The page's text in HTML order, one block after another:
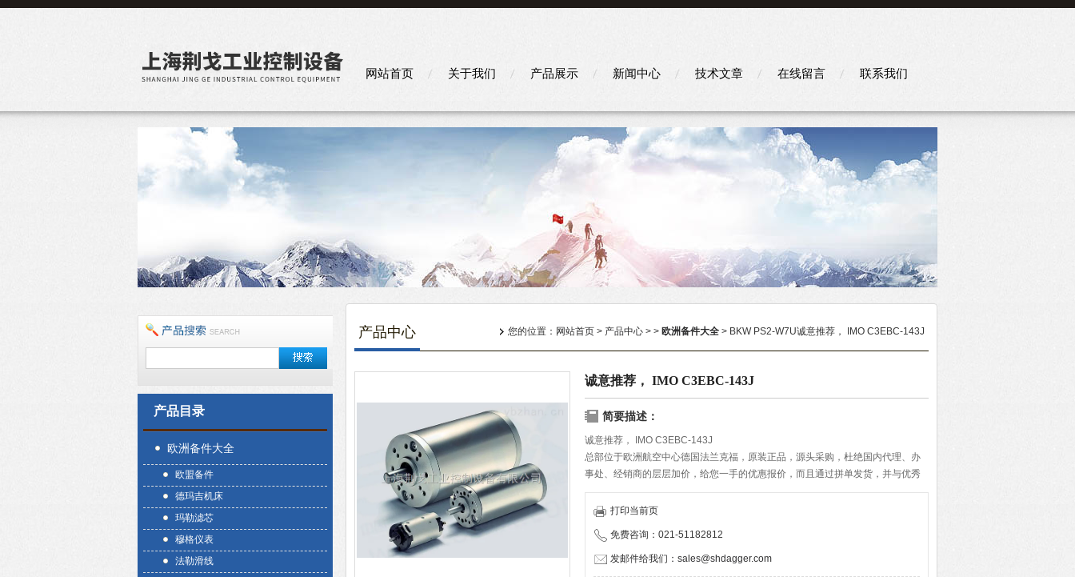
网站首页 关于我们 产品展示 新闻中心 技术文章 在线留言 联系我们
产品目录
欧洲备件大全
欧盟备件
德玛吉机床
玛勒滤芯
穆格仪表
法勒滑线
产品中心 您的位置： 网站首页 > 产品中心 > > 欧洲备件大全 > BKW PS2-W7U诚意推荐， IMO C3EBC-143J
诚意推荐， IMO C3EBC-143J
简要描述：
诚意推荐， IMO C3EBC-143J
总部位于欧洲航空中心德国法兰克福，原装正品，源头采购，杜绝国内代理、办
事处、经销商的层层加价，给您一手的优惠报价，而且通过拼单发货，并与优秀
物流服务商携手合作，保证货期的准确与快速，带给客户便捷的购物体验。
打印当前页
免费咨询：021-51182812
发邮件给我们：sales@shdagger.com